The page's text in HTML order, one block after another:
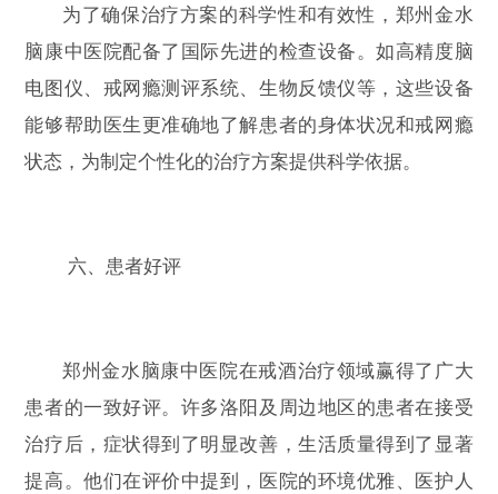
为了确保治疗方案的科学性和有效性，郑州金水
脑康中医院配备了国际先进的检查设备。如高精度脑
电图仪、戒网瘾测评系统、生物反馈仪等，这些设备
能够帮助医生更准确地了解患者的身体状况和戒网瘾
状态，为制定个性化的治疗方案提供科学依据。
六、患者好评
郑州金水脑康中医院在戒酒治疗领域赢得了广大
患者的一致好评。许多洛阳及周边地区的患者在接受
治疗后，症状得到了明显改善，生活质量得到了显著
提高。他们在评价中提到，医院的环境优雅、医护人